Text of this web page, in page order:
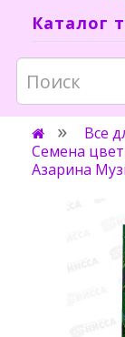
Каталог
Все
Семена
Азарина